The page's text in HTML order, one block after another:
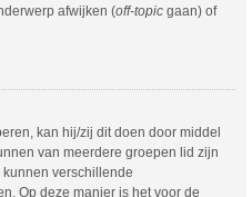
afwijken (off-topic gaan) of
kan hij/zij dit doen door middel
van meerdere groepen lid zijn
verschillende
Op deze manier is het voor de